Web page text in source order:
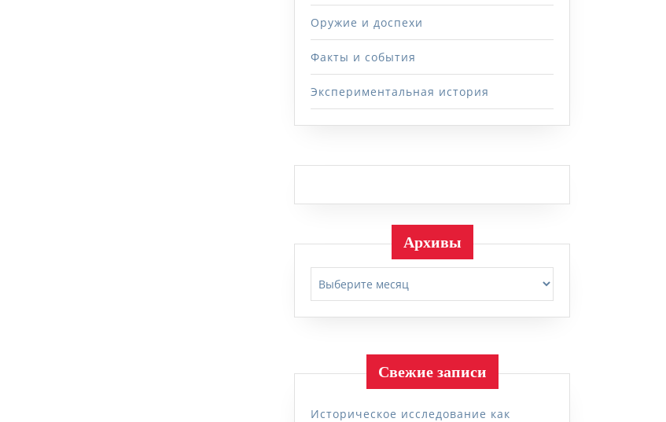
Оружие и доспехи
Факты и события
Экспериментальная история
Архивы
Свежие записи
Историческое исследование как